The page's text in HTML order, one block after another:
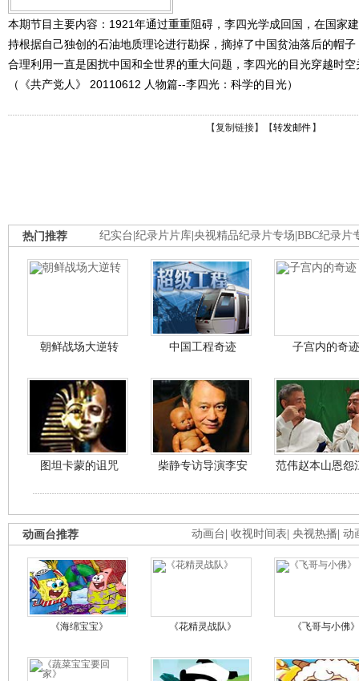
本期节目主要内容：1921年通过重重阻碍，李四光学成回国，在国家
持根据自己独创的石油地质理论进行勘探，摘掉了中国贫油落后的帽
合理利用一直是困扰中国和全世界的重大问题，李四光的目光穿越时
（《共产党人》 20110612 人物篇--李四光：科学的目光）
【复制链接】【转发邮件 】
纪实台 纪录片片库 央视精品纪录片专场 BBC纪录片
热门推荐
朝鲜战场大逆转 中国工程奇迹 子宫内的奇迹
图坦卡蒙的诅咒 柴静专访导演李安 范伟赵本山恩怨
动画台 收视时间表 央视热播 动
动画台推荐
《海绵宝宝》 《花精灵战队》 《飞哥与小佛》